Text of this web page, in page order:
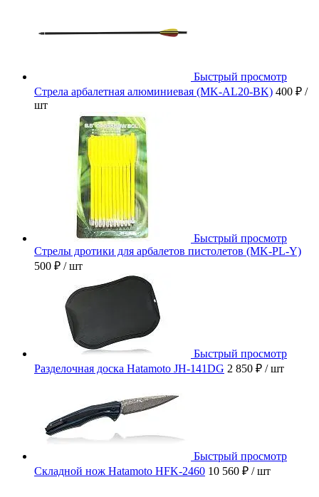
Быстрый просмотр
Стрела арбалетная алюминиевая (MK-AL20-BK) 400 ₽ /
шт
Быстрый просмотр
Стрелы дротики для арбалетов пистолетов (MK-PL-Y)
500 ₽ / шт
Быстрый просмотр
Разделочная доска Hatamoto JH-141DG 2 850 ₽ / шт
Быстрый просмотр
Складной нож Hatamoto HFK-2460 10 560 ₽ / шт